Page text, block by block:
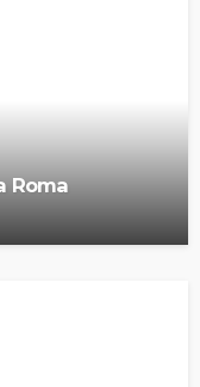
Roma